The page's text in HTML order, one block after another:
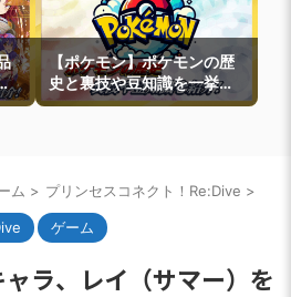
【ポケモン】ポケモンの歴
史と裏技や豆知識を一挙紹
介
ム > プリンセスコネクト！Re:Dive >
ゲーム
ャラ、レイ（サマー）を